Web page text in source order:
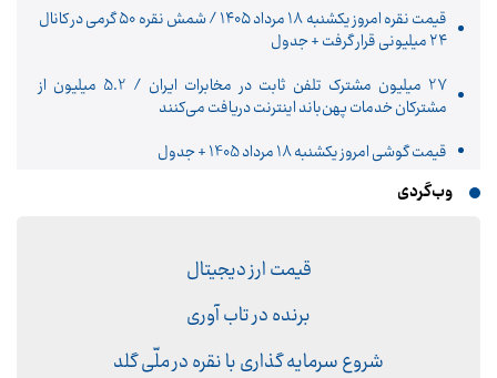
قیمت نقره امروز یکشنبه ۱۸ مرداد ۱۴۰۵ / شمش نقره ۵۰ گرمی در کانال
۲۴ میلیونی قرار گرفت + جدول
27 میلیون مشترک تلفن ثابت در مخابرات ایران / 5.2 میلیون از
مشترکان خدمات پهن‌باند اینترنت دریافت می‌کنند
قیمت گوشی امروز یکشنبه 18 مرداد 1405 + جدول
وب‌گردی
قیمت ارز دیجیتال
برنده در تاب آوری
شروع سرمایه گذاری با نقره در ملّی گلد